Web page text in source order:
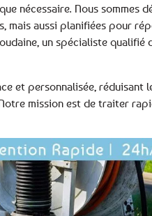
nécessaire. Nous sommes
mais aussi planifiées pour
un spécialiste qualifié
et personnalisée, réduisant
mission est de traiter